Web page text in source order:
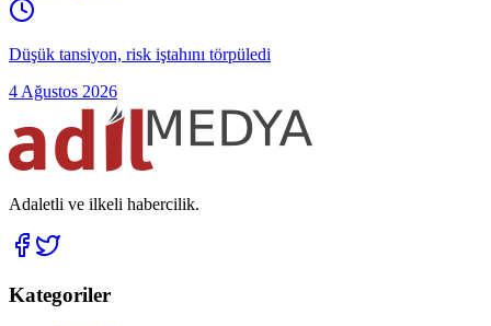
Düşük tansiyon, risk iştahını törpüledi
4 Ağustos 2026
Adaletli ve ilkeli habercilik.
Kategoriler